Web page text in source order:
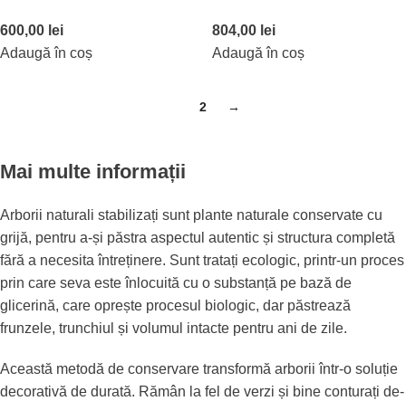
600,00 lei
Adaugă în coș
804,00 lei
Adaugă în coș
2 →
Mai multe informații
Arborii naturali stabilizați sunt plante naturale conservate cu
grijă, pentru a-și păstra aspectul autentic și structura completă
fără a necesita întreținere. Sunt tratați ecologic, printr-un proces
prin care seva este înlocuită cu o substanță pe bază de
glicerină, care oprește procesul biologic, dar păstrează
frunzele, trunchiul și volumul intacte pentru ani de zile.
Această metodă de conservare transformă arborii într-o soluție
decorativă de durată. Rămân la fel de verzi și bine conturați de-